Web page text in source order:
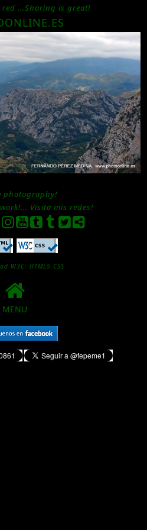
red ...Sharing is great!
photography!
Visita mis redes!
W3C: HTML5-CSS
MENU